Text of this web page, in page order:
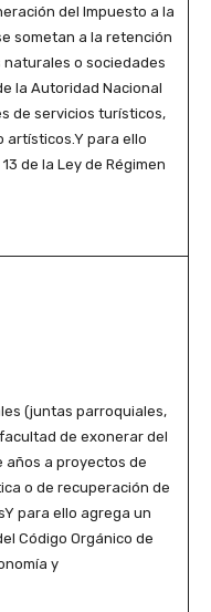
del Impuesto a la
sometan a la retención
o sociedades
la Autoridad Nacional
de servicios turísticos,
artísticos.Y para ello
de la Ley de Régimen
(juntas parroquiales,
de exonerar del
años a proyectos de
o de recuperación de
para ello agrega un
Código Orgánico de
y